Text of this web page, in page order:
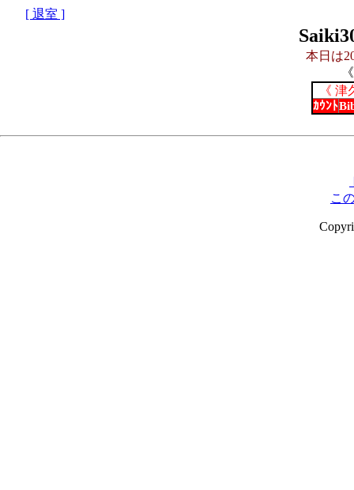
[ 退室 ]
本日は
《
ｶｳﾝﾄ
こ